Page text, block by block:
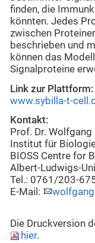
finden, die
könnten. Jedes
zwischen
beschrieben und
können das
Signalproteine
Link zur Plattform:
www.sybilla-t-
Kontakt:
Prof. Dr. Wolfgang
Institut für
BIOSS Centre for
Albert-Ludwigs-
Tel.: 0761/203-
E-Mail:
Die Druckversion
hier.